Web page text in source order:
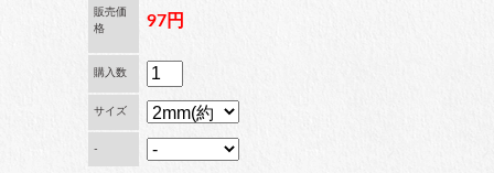
pearl
両穴パール
販売価
格
97円
購入数
サイズ
-